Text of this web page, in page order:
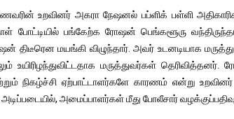
உறவினர் அகரா நேஷனல் பப்ளிக் பள்ளி
போட்டியில் பங்கேற்க ரோஷன் பெங்களூரு
திடீரென மயங்கி விழுந்தார். அவர் உடனடியாக
உயிரிழந்துவிட்டதாக மருத்துவர்கள்
நிகழ்ச்சி ஏற்பாட்டாளர்களே காரணம் என்று உறவினர்
அடிப்படையில், அமைப்பாளர்கள் மீது போலீசார்